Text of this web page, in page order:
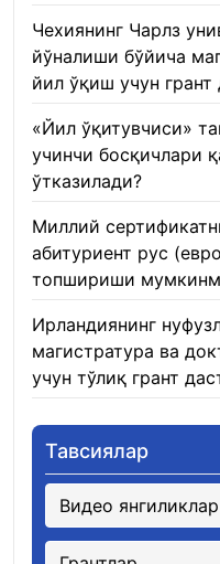
Чехиянинг Чарлз
йўналиши бўйича
йил ўқиш учун грант
«Йил ўқитувчиси»
учинчи босқичлари
ўтказилади?
Миллий
абитуриент рус
топшириши
Ирландиянинг
магистратура ва
учун тўлиқ грант
Тавсиялар
Видео янгиликлар